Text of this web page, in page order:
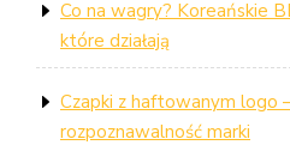
Co na wagry? Koreańskie
które działają
Czapki z haftowanym logo
rozpoznawalność marki